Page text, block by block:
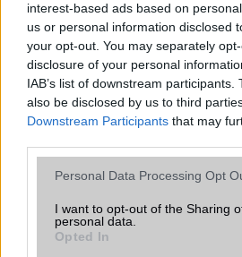
interest-based ads based on
us or personal information disclosed
your opt-out. You may separately
disclosure of your personal
IAB’s list of downstream
also be disclosed by us to third
Downstream Participants that may
Please note that this website/app
not limited to your visit or usage
grant or deny consent to Google and
use your data for below specified
Personal Data Processing Opt
I want to opt-out of the Sharing
personal data.
Opted In
Organizer alap
T9 szótár
Office alkalmazások alap
Iránytũ
Extrák Hi-
Vibra jelzés